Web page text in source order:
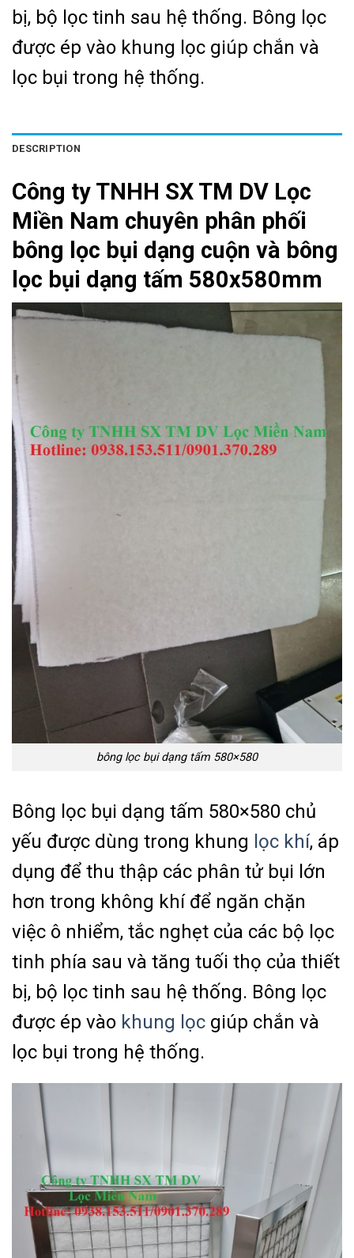
bị, bộ lọc tinh sau hệ thống. Bông lọc
được ép vào khung lọc giúp chắn và
lọc bụi trong hệ thống.
DESCRIPTION
Công ty TNHH SX TM DV Lọc
Miền Nam chuyên phân phối
bông lọc bụi dạng cuộn và bông
lọc bụi dạng tấm 580x580mm
bông lọc bụi dạng tấm 580×580
Bông lọc bụi dạng tấm 580×580 chủ
yếu được dùng trong khung lọc khí, áp
dụng để thu thập các phân tử bụi lớn
hơn trong không khí để ngăn chặn
việc ô nhiểm, tắc nghẹt của các bộ lọc
tinh phía sau và tăng tuối thọ của thiết
bị, bộ lọc tinh sau hệ thống. Bông lọc
được ép vào khung lọc giúp chắn và
lọc bụi trong hệ thống.